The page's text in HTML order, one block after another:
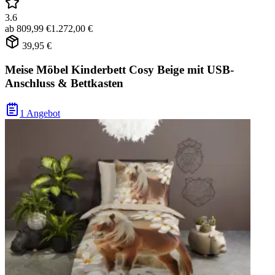
3.6
ab 809,99 €1.272,00 €
39,95 €
Meise Möbel Kinderbett Cosy Beige mit USB-
Anschluss & Bettkasten
1 Angebot